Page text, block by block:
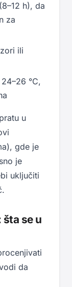
h), da
za
ili
°C,
u
gde je
je
uključiti
se u
da